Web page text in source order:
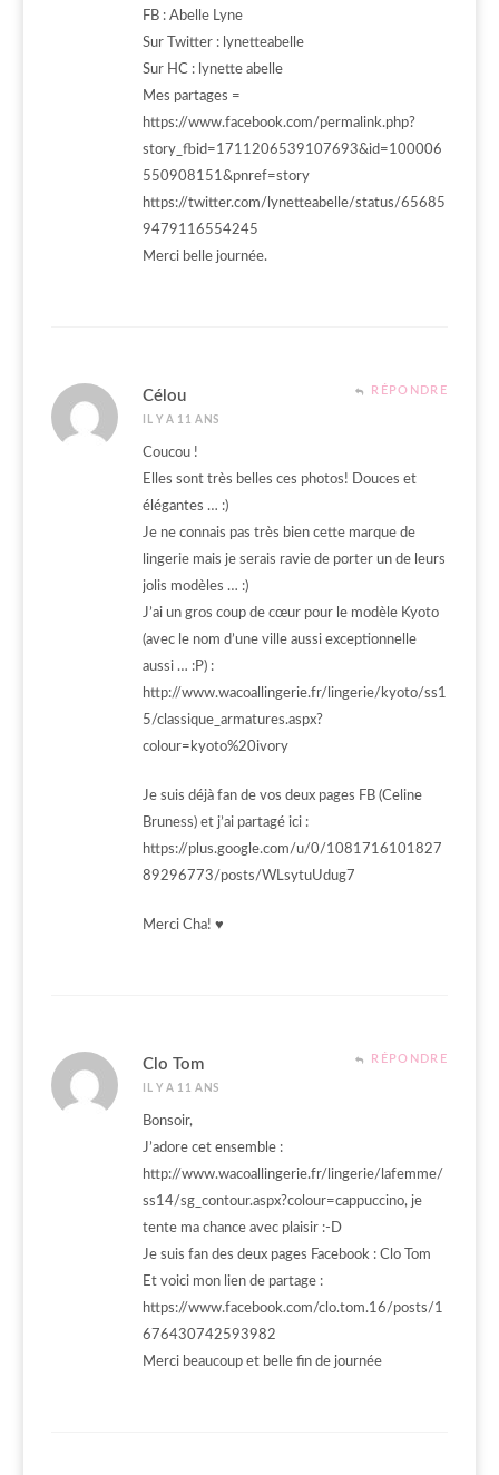
FB : Abelle Lyne
Sur Twitter : lynetteabelle
Sur HC : lynette abelle
Mes partages =
https://www.facebook.com/permalink.php?
story_fbid=1711206539107693&id=100006
550908151&pnref=story
https://twitter.com/lynetteabelle/status/65685
9479116554245
Merci belle journée.
Célou
IL Y A 11 ANS
RÉPONDRE
Coucou !
Elles sont très belles ces photos! Douces et
élégantes … :)
Je ne connais pas très bien cette marque de
lingerie mais je serais ravie de porter un de leurs
jolis modèles … :)
J’ai un gros coup de cœur pour le modèle Kyoto
(avec le nom d’une ville aussi exceptionnelle
aussi … :P) :
http://www.wacoallingerie.fr/lingerie/kyoto/ss1
5/classique_armatures.aspx?
colour=kyoto%20ivory
Je suis déjà fan de vos deux pages FB (Celine
Bruness) et j’ai partagé ici :
https://plus.google.com/u/0/1081716101827
89296773/posts/WLsytuUdug7
Merci Cha! ♥
Clo Tom
IL Y A 11 ANS
RÉPONDRE
Bonsoir,
J’adore cet ensemble :
http://www.wacoallingerie.fr/lingerie/lafemme/
ss14/sg_contour.aspx?colour=cappuccino, je
tente ma chance avec plaisir :-D
Je suis fan des deux pages Facebook : Clo Tom
Et voici mon lien de partage :
https://www.facebook.com/clo.tom.16/posts/1
676430742593982
Merci beaucoup et belle fin de journée